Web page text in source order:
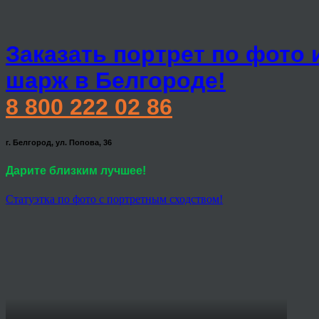
Заказать портрет по фото
шарж в Белгороде!
8 800 222 02 86
г. Белгород, ул. Попова, 36
Дарите близким лучшее!
Статуэтка по фото с портретным сходством!